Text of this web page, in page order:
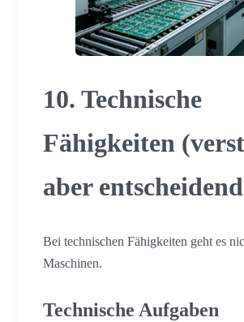
10. Technische
Fähigkeiten
aber
Bei technischen Fähigkeiten geht es
Maschinen.
Technische Aufgaben